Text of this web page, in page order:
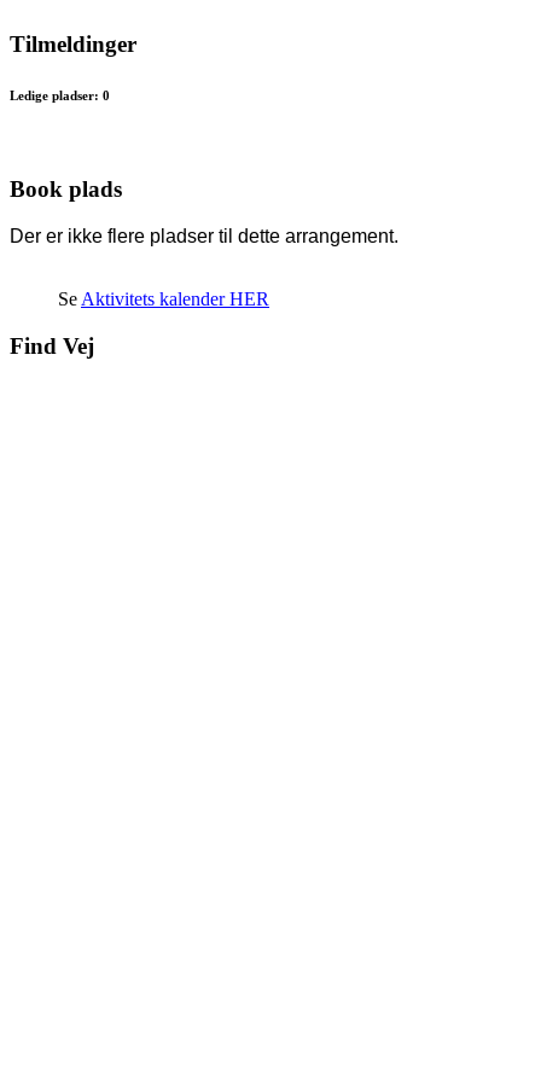
Tilmeldinger
Ledige pladser: 0
Book plads
Der er ikke flere pladser til dette arrangement.
Se Aktivitets kalender HER
Find Vej